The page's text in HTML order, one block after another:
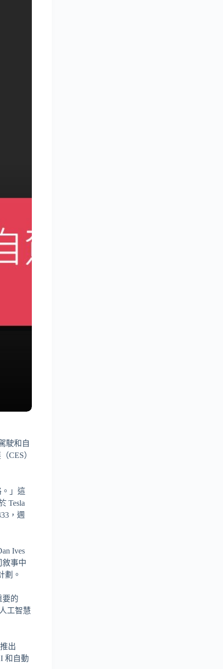
駛和自
CES）
。」這
Tesla
，週
Ives
敘事中
劃。
要的
工智慧
出
和自動